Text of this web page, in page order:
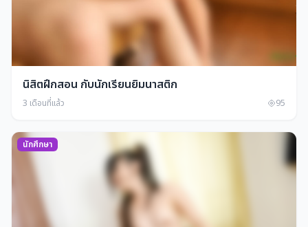
นิสิตฝึกสอน กับนักเรียนยิมนาสติก
3 เดือนที่แล้ว 95
นักศึกษา